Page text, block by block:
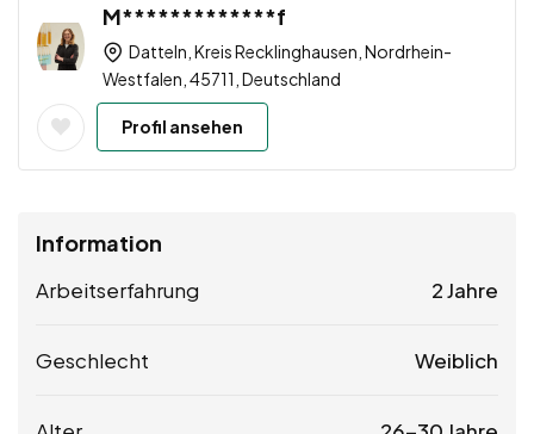
M*************f
Datteln, Kreis Recklinghausen, Nordrhein-
Westfalen, 45711, Deutschland
Profil ansehen
Information
Arbeitserfahrung 2 Jahre
Geschlecht Weiblich